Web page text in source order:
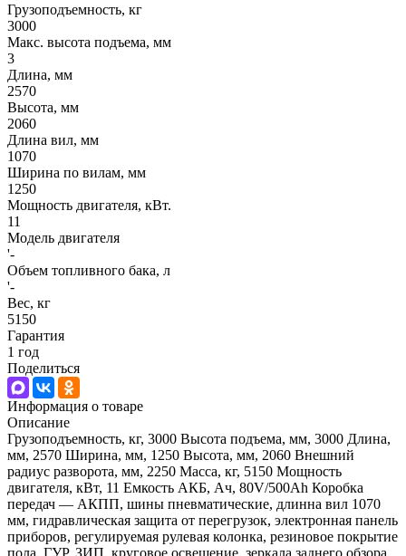
Грузоподъемность, кг
3000
Макс. высота подъема, мм
3
Длина, мм
2570
Высота, мм
2060
Длина вил, мм
1070
Ширина по вилам, мм
1250
Мощность двигателя, кВт.
11
Модель двигателя
'-
Объем топливного бака, л
'-
Вес, кг
5150
Гарантия
1 год
Поделиться
Информация о товаре
Описание
Грузоподъемность, кг, 3000 Высота подъема, мм, 3000 Длина,
мм, 2570 Ширина, мм, 1250 Высота, мм, 2060 Внешний
радиус разворота, мм, 2250 Масса, кг, 5150 Мощность
двигателя, кВт, 11 Емкость АКБ, Ач, 80V/500Ah Коробка
передач — АКПП, шины пневматические, длинна вил 1070
мм, гидравлическая защита от перегрузок, электронная панель
приборов, регулируемая рулевая колонка, резиновое покрытие
пола, ГУР, ЗИП, круговое освещение, зеркала заднего обзора,